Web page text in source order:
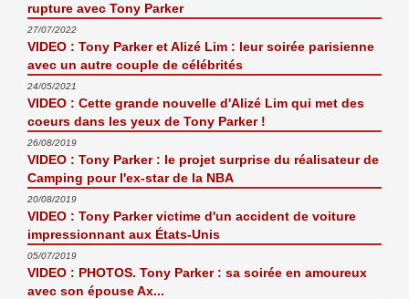
rupture avec Tony Parker
27/07/2022
VIDEO : Tony Parker et Alizé Lim : leur soirée parisienne
avec un autre couple de célébrités
24/05/2021
VIDEO : Cette grande nouvelle d'Alizé Lim qui met des
coeurs dans les yeux de Tony Parker !
26/08/2019
VIDEO : Tony Parker : le projet surprise du réalisateur de
Camping pour l'ex-star de la NBA
20/08/2019
VIDEO : Tony Parker victime d'un accident de voiture
impressionnant aux États-Unis
05/07/2019
VIDEO : PHOTOS. Tony Parker : sa soirée en amoureux
avec son épouse Ax...